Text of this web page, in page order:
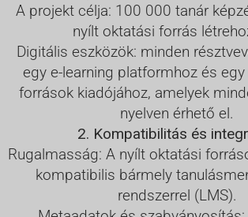
A projekt célja: 100 000 tanár
nyílt oktatási forrás
Digitális eszközök: minden
egy e-learning platformhoz és
források kiadójához, amelyek
nyelven érhető el.
2. Kompatibilitás és
Rugalmasság: A nyílt oktatási
kompatibilis bármely
rendszerrel (LMS).